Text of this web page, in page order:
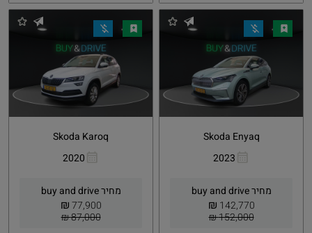
Skoda Enyaq
2023
מחיר buy and drive
142,770
₪
152,000 ₪
Whatsapp
Skoda Karoq
2020
מחיר buy and drive
77,900
₪
87,000 ₪
Whatsapp